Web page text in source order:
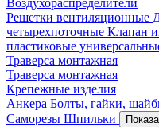
Воздухораспределители
Решетки вентиляционные
четырехпоточные Клапан
пластиковые
Траверса монтажная
Траверса монтажная
Крепежные изделия
Анкера Болты, гайки,
Саморезы Шпильки